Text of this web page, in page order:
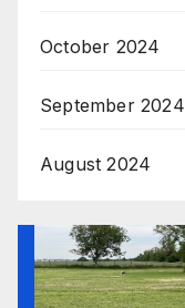
October 2024
September 2024
August 2024